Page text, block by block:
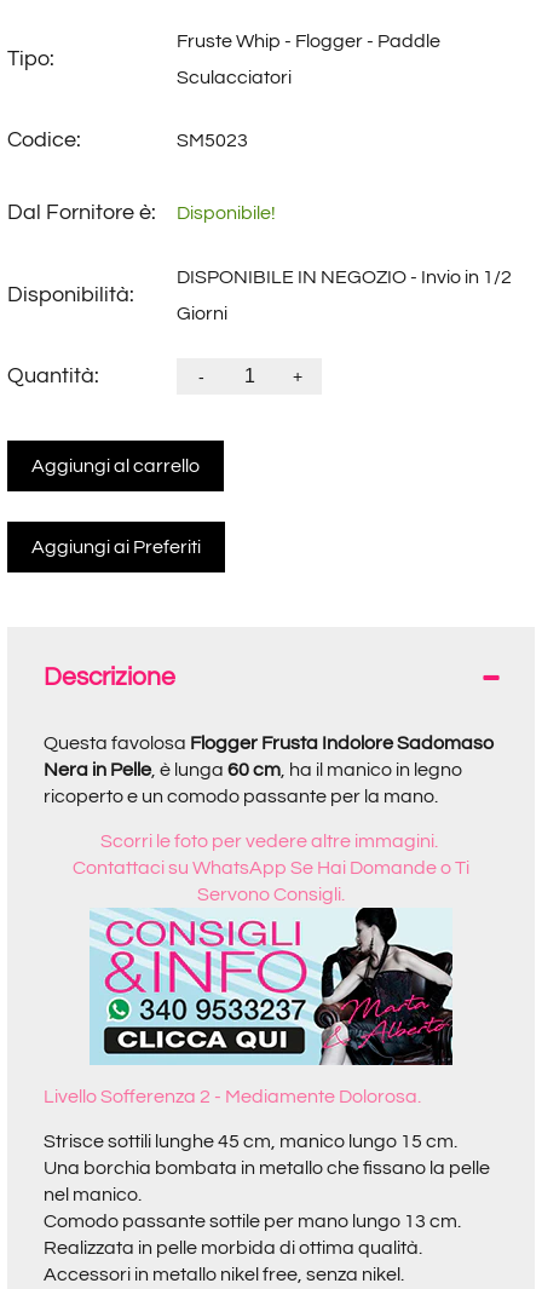
Tipo:
Fruste Whip - Flogger - Paddle
Sculacciatori
Codice: SM5023
Dal Fornitore è: Disponibile!
Disponibilità:
DISPONIBILE IN NEGOZIO - Invio in 1/2
Giorni
Quantità: - +
Aggiungi al carrello
Descrizione
Questa favolosa Flogger Frusta Indolore Sadomaso
Nera in Pelle, è lunga 60 cm , ha il manico in legno
ricoperto e un comodo passante per la mano.
Scorri le foto per vedere altre immagini.
Contattaci su WhatsApp Se Hai Domande o Ti
Servono Consigli.
Livello Sofferenza 2 - Mediamente Dolorosa.
Strisce sottili lunghe 45 cm, manico lungo 15 cm.
Una borchia bombata in metallo che fissano la pelle
nel manico.
Comodo passante sottile per mano lungo 13 cm.
Realizzata in pelle morbida di ottima qualità.
Accessori in metallo nikel free, senza nikel.